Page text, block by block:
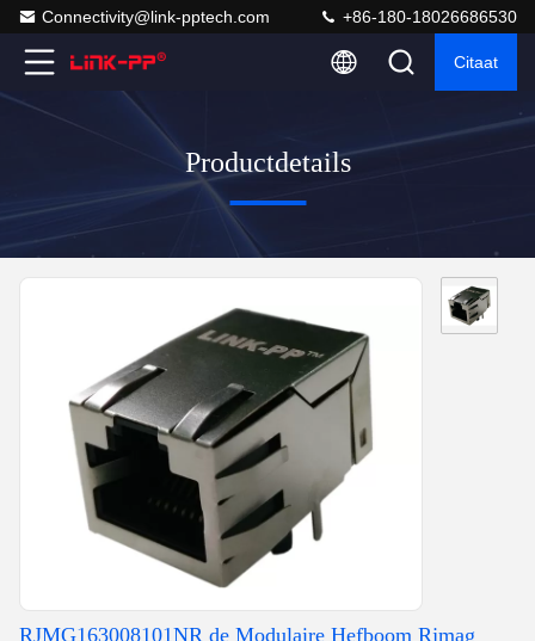
Connectivity@link-pptech.com +86-180-18026686530
Citaat
Productdetails
RJMG163008101NR de Modulaire Hefboom Rjmag